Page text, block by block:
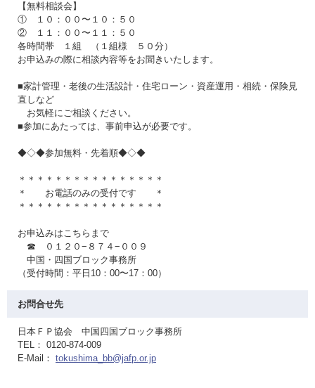
【無料相談会】
① １０：００〜１０：５０
② １１：００〜１１：５０
各時間帯 １組 （１組様 ５０分）
お申込みの際に相談内容等をお聞きいたします。
■家計管理・老後の生活設計・住宅ローン・資産運用・相続・保険見
直しなど
お気軽にご相談ください。
■参加にあたっては、事前申込が必要です。
◆◇◆参加無料・先着順◆◇◆
＊＊＊＊＊＊＊＊＊＊＊＊＊＊＊＊
＊ お電話のみの受付です ＊
＊＊＊＊＊＊＊＊＊＊＊＊＊＊＊＊
お申込みはこちらまで
☎ ０１２０−８７４−００９
中国・四国ブロック事務所
（受付時間：平日10：00〜17：00）
お問合せ先
日本ＦＰ協会 中国四国ブロック事務所
TEL： 0120-874-009
E-Mail： tokushima_bb@jafp.or.jp